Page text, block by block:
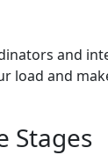
and
load and
Stages